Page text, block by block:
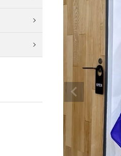
ニット
その他のパンツ
デニムパンツ
ジャケット
コート